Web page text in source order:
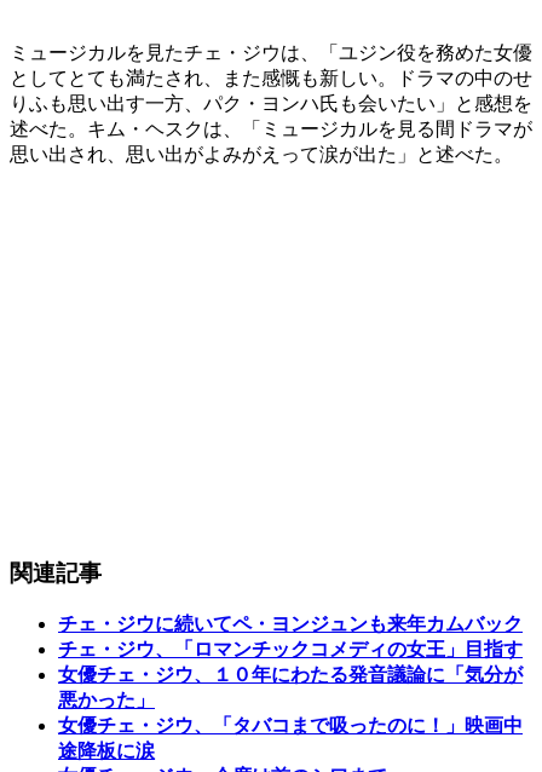
ミュージカルを見たチェ・ジウは、「ユジン役を務めた女優
としてとても満たされ、また感慨も新しい。ドラマの中のせ
りふも思い出す一方、パク・ヨンハ氏も会いたい」と感想を
述べた。キム・ヘスクは、「ミュージカルを見る間ドラマが
思い出され、思い出がよみがえって涙が出た」と述べた。
関連記事
チェ・ジウに続いてペ・ヨンジュンも来年カムバック
チェ・ジウ、「ロマンチックコメディの女王」目指す
女優チェ・ジウ、１０年にわたる発音議論に「気分が
悪かった」
女優チェ・ジウ、「タバコまで吸ったのに！」映画中
途降板に涙